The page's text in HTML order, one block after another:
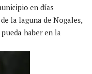
en días
la laguna de Nogales,
haber en la